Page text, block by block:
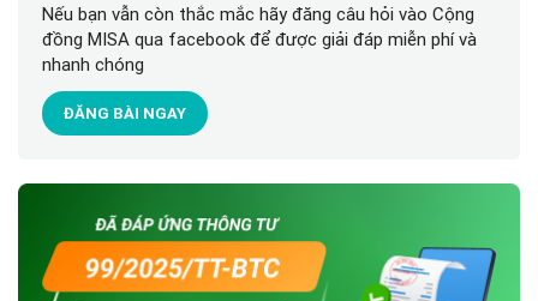
Nếu bạn vẫn còn thắc mắc hãy đăng câu hỏi vào Cộng
đồng MISA qua facebook để được giải đáp miễn phí và
nhanh chóng
ĐĂNG BÀI NGAY